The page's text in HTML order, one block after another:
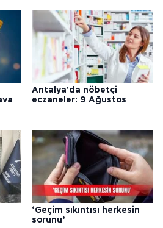
Antalya'da nöbetçi
eczaneler: 9 Ağustos
‘Geçim sıkıntısı herkesin
sorunu’